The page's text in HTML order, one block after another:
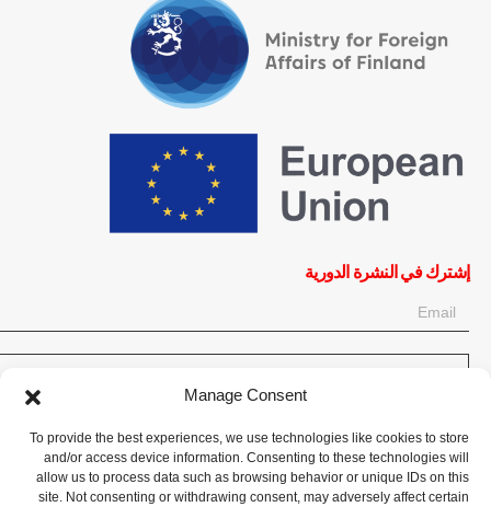
Manage Consent
To provide the best experiences, we use technologies like cookies to store
and/or access device information. Consenting to these technologies will
allow us to process data such as browsing behavior or unique IDs on this
site. Not consenting or withdrawing consent, may adversely affect certain
إشترك في النشرة الدورية
على النشرة الإخبارية:
تبرع الآن